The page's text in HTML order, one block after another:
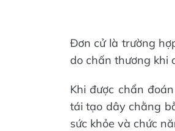
Đơn cử là trường
do chấn thương khi
Khi được chẩn
tái tạo dây chằng
sức khỏe và chức